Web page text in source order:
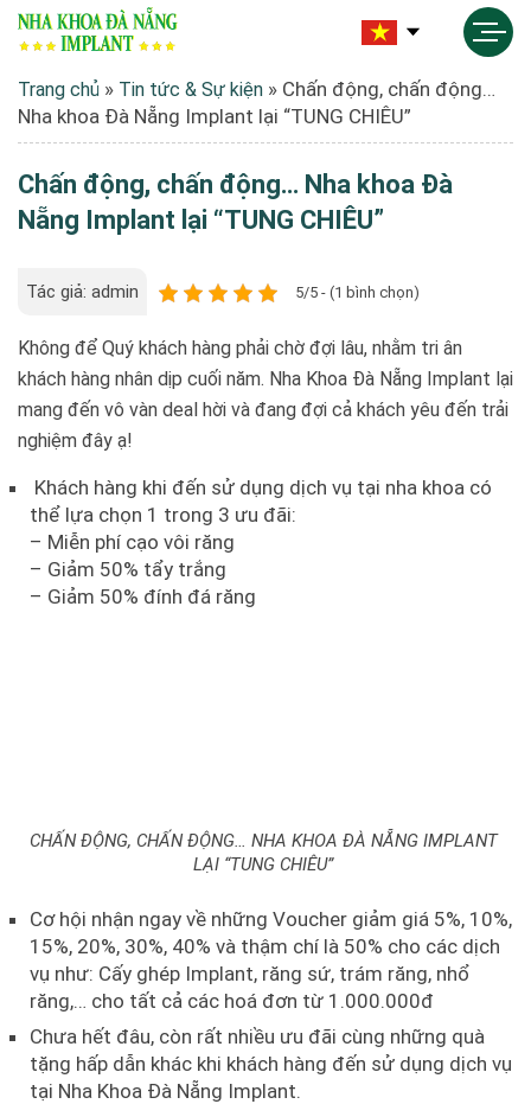
Trang chủ » Tin tức & Sự kiện » Chấn động, chấn động…
Nha khoa Đà Nẵng Implant lại “TUNG CHIÊU”
Chấn động, chấn động… Nha khoa Đà
Nẵng Implant lại “TUNG CHIÊU”
Tác giả: admin 5/5 - (1 bình chọn)
Không để Quý khách hàng phải chờ đợi lâu, nhằm tri ân
khách hàng nhân dịp cuối năm. Nha Khoa Đà Nẵng Implant lại
mang đến vô vàn deal hời và đang đợi cả khách yêu đến trải
nghiệm đây ạ!
Khách hàng khi đến sử dụng dịch vụ tại nha khoa có
thể lựa chọn 1 trong 3 ưu đãi:
– Miễn phí cạo vôi răng
– Giảm 50% tẩy trắng
– Giảm 50% đính đá răng
CHẤN ĐỘNG, CHẤN ĐỘNG… NHA KHOA ĐÀ NẴNG IMPLANT
LẠI “TUNG CHIÊU”
Cơ hội nhận ngay về những Voucher giảm giá 5%, 10%,
15%, 20%, 30%, 40% và thậm chí là 50% cho các dịch
vụ như: Cấy ghép Implant, răng sứ, trám răng, nhổ
răng,… cho tất cả các hoá đơn từ 1.000.000đ
Chưa hết đâu, còn rất nhiều ưu đãi cùng những quà
tặng hấp dẫn khác khi khách hàng đến sử dụng dịch vụ
tại Nha Khoa Đà Nẵng Implant.